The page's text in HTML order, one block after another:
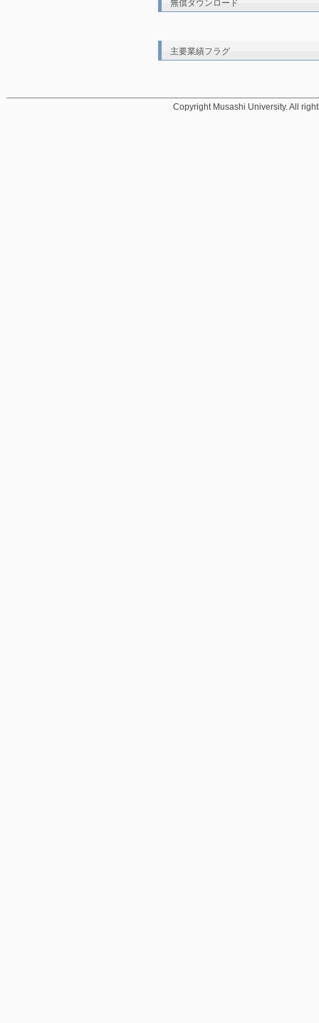
無償ダウンロード
主要業績フラグ